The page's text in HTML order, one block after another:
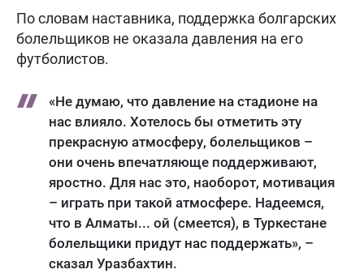
По словам наставника, поддержка болгарских
болельщиков не оказала давления на его
футболистов.
«Не думаю, что давление на стадионе на
нас влияло. Хотелось бы отметить эту
прекрасную атмосферу, болельщиков –
они очень впечатляюще поддерживают,
яростно. Для нас это, наоборот, мотивация
– играть при такой атмосфере. Надеемся,
что в Алматы... ой (смеется), в Туркестане
болельщики придут нас поддержать», –
сказал Уразбахтин.